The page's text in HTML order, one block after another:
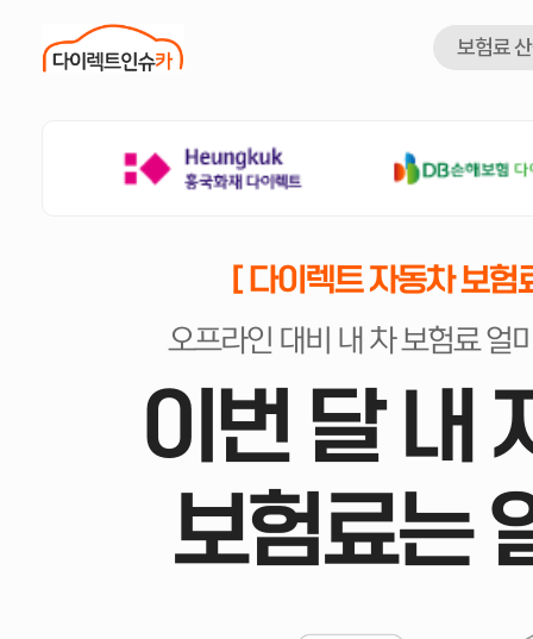
보험료
[ 다이렉트 자동차 보험
오프라인 대비 내 차 보험료 얼
이번 달 내
보험료는